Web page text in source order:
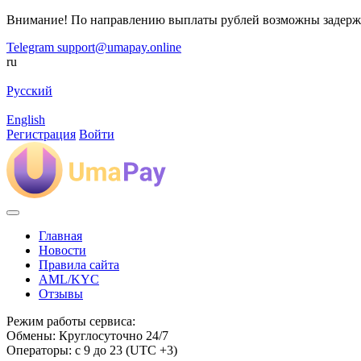
Внимание! По направлению выплаты рублей возможны
Telegram support@umapay.online
ru
Русский
English
Регистрация Войти
Главная
Новости
Правила сайта
AML/KYC
Отзывы
Режим работы сервиса:
Обмены: Круглосуточно 24/7
Операторы: с 9 до 23 (UTC +3)